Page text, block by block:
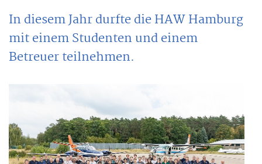
In diesem Jahr durfte die HAW Hamburg
mit einem Studenten und einem
Betreuer teilnehmen.